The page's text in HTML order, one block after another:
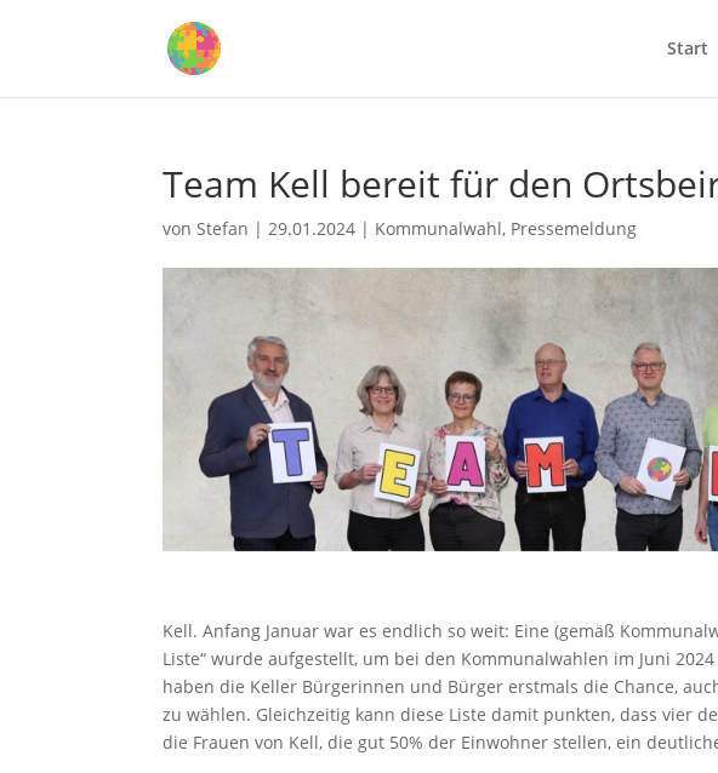
Start
Team Kell bereit für den
vonStefan |29.01.2024 | Kommunalwahl, Pressemeldung
Kell. Anfang Januar war es endlich so weit: Eine (gemäß
Liste“ wurde aufgestellt, um bei den Kommunalwahlen im Juni
haben die Keller Bürgerinnen und Bürger erstmals die Chance,
zu wählen. Gleichzeitig kann diese Liste damit punkten, dass vier
die Frauen von Kell, die gut 50% der Einwohner stellen, ein